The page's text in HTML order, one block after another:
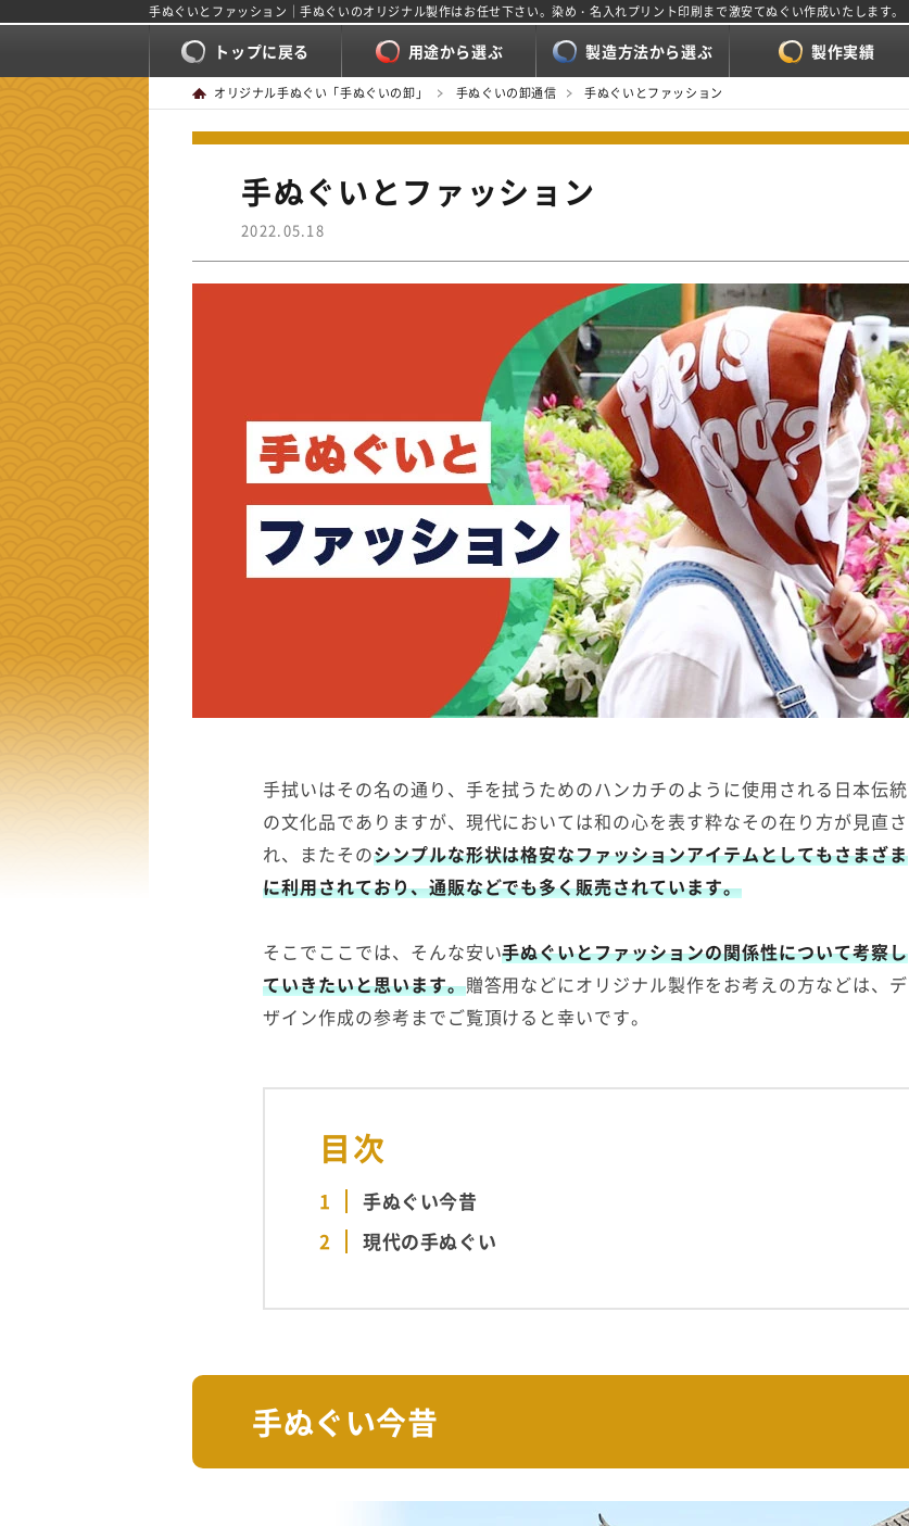
手ぬぐいとファッション｜手ぬぐいのオリジナル製作はお任せ下さい。染め・名入れプリント印刷まで激安てぬぐい作成いたします。
トップに戻る 用途から選ぶ 製造方法から選ぶ 製作実績
オリジナル手ぬぐい「手ぬぐいの卸」 手ぬぐいの卸通信 手ぬぐいとファッション
手ぬぐいとファッション
2022.05.18
手拭いはその名の通り、手を拭うためのハンカチのように使用される日本伝統
の文化品でありますが、現代においては和の心を表す粋なその在り方が見直さ
れ、またそのシンプルな形状は格安なファッションアイテムとしてもさまざま
に利用されており、通販などでも多く販売されています。
そこでここでは、そんな安い手ぬぐいとファッションの関係性について考察し
ていきたいと思います。贈答用などにオリジナル製作をお考えの方などは、デ
ザイン作成の参考までご覧頂けると幸いです。
目次
手ぬぐい今昔
現代の手ぬぐい
手ぬぐい今昔